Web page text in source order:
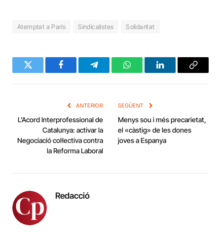
Atemptat a París Sindicalistes Solidaritat
Twitter FacebookTelegramWhatsAppLinkedInCopy
ANTERIOR
L’Acord Interprofessional de
Catalunya: activar la
Negociació col·lectiva contra
la Reforma Laboral
SEGÜENT
Menys sou i més precarietat,
el «càstig» de les dones
joves a Espanya
Redacció